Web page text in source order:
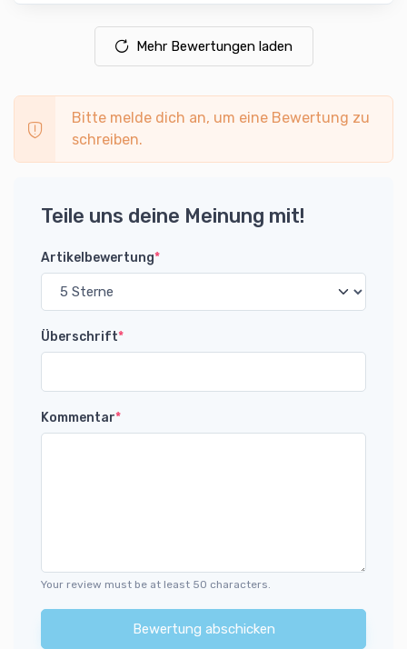
Mehr Bewertungen laden
Bitte melde dich an, um eine Bewertung zu
schreiben.
Teile uns deine Meinung mit!
Artikelbewertung*
Überschrift*
Kommentar*
Your review must be at least 50 characters.
Bewertung abschicken